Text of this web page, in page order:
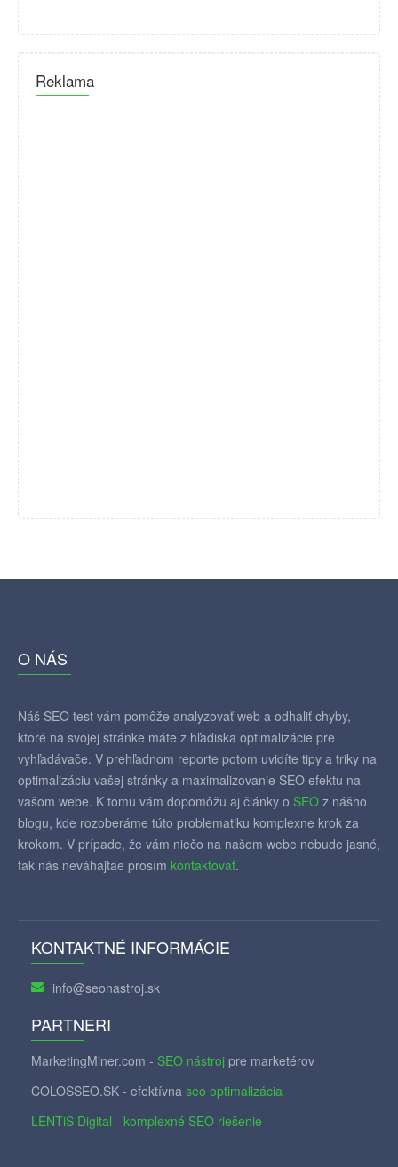
Reklama
O NÁS
Náš SEO test vám pomôže analyzovať web a odhaliť chyby,
ktoré na svojej stránke máte z hľadiska optimalizácie pre
vyhľadávače. V prehľadnom reporte potom uvidíte tipy a triky na
optimalizáciu vašej stránky a maximalizovanie SEO efektu na
vašom webe. K tomu vám dopomôžu aj články o SEO z nášho
blogu, kde rozoberáme túto problematiku komplexne krok za
krokom. V prípade, že vám niečo na našom webe nebude jasné,
tak nás neváhajtae prosím kontaktovať.
KONTAKTNÉ INFORMÁCIE
info@seonastroj.sk
PARTNERI
MarketingMiner.com - SEO nástroj pre marketérov
COLOSSEO.SK - efektívna seo optimalizácia
LENTiS Digital - komplexné SEO riešenie